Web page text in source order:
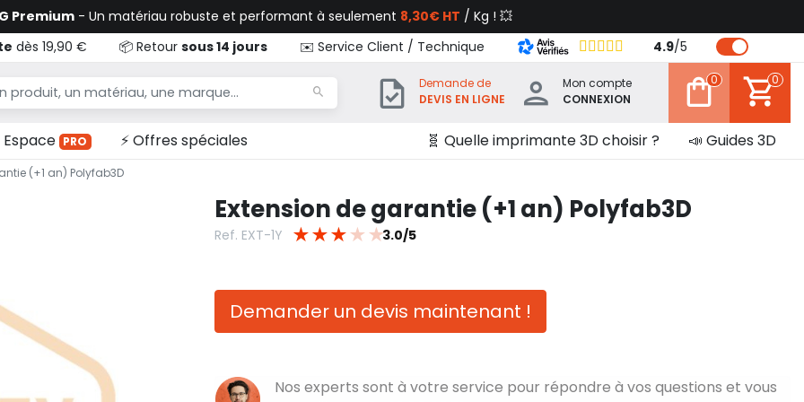
Premium - Un matériau robuste et performant à seulement 8,30€ HT / Kg ! 💥
dès 19,90 € 📦 Retour sous 14 jours ✉️ Service Client / Technique 4.9/5
Demande de
DEVIS EN LIGNE
Mon compte
CONNEXION
0 0
Espace PRO ⚡ Offres spéciales 🧬 Quelle imprimante 3D choisir ? 📣 Guides 3D
(+1 an) Polyfab3D
Extension de garantie (+1 an) Polyfab3D
Ref. EXT-1Y ★ ★ ★ ★ ★3.0/5
Demander un devis maintenant !
Nos experts sont à votre service pour répondre à vos questions et vous